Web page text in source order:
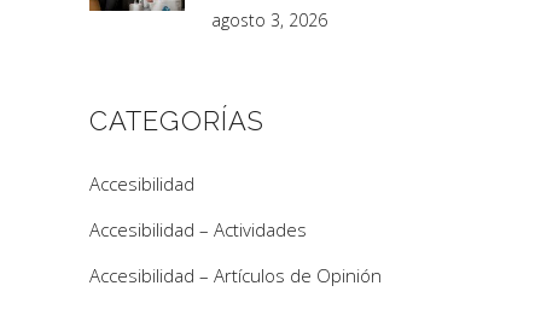
agosto 3, 2026
CATEGORÍAS
Accesibilidad
Accesibilidad – Actividades
Accesibilidad – Artículos de Opinión